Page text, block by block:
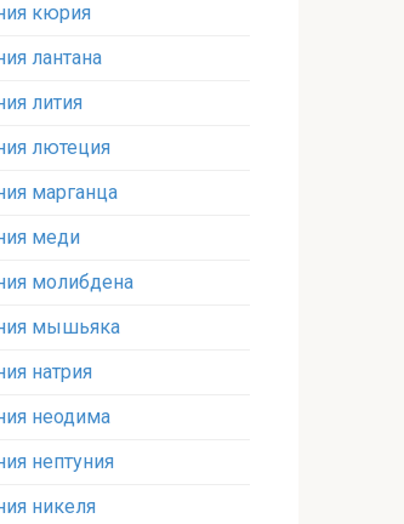
кюрия
лантана‎
лития‎
лютеция‎
марганца‎
меди
молибдена‎
мышьяка‎
натрия‎
неодима‎
нептуния‎
никеля‎